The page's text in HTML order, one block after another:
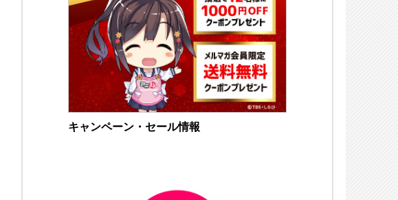
キャンペーン・セール情報